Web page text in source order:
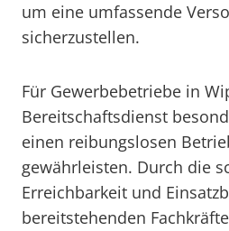
um eine umfassende
sicherzustellen.
Für Gewerbebetriebe in
Bereitschaftsdienst
einen reibungslosen
gewährleisten. Durch die
Erreichbarkeit und
bereitstehenden